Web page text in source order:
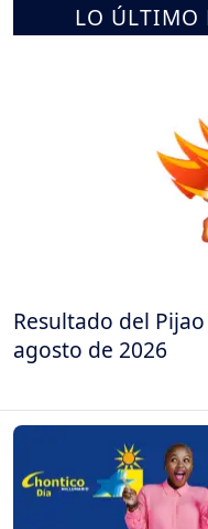
LO ÚLTIMO
Resultado del
agosto de 2026